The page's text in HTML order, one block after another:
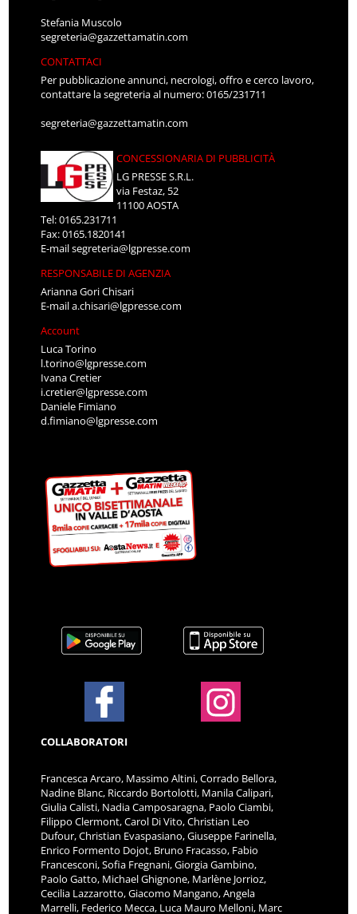
Stefania Muscolo
segreteria@gazzettamatin.com
CONTATTACI
Per pubblicazione annunci, necrologi, offro e cerco lavoro,
contattare la segreteria al numero: 0165/231711
segreteria@gazzettamatin.com
CONCESSIONARIA DI PUBBLICITÀ
LG PRESSE S.R.L.
via Festaz, 52
11100 AOSTA
Tel: 0165.231711
Fax: 0165.1820141
E-mailsegreteria@lgpresse.com
RESPONSABILE DI AGENZIA
Arianna Gori Chisari
E-maila.chisari@lgpresse.com
Account
Luca Torino
l.torino@lgpresse.com
Ivana Cretier
i.cretier@lgpresse.com
Daniele Fimiano
d.fimiano@lgpresse.com
COLLABORATORI
Francesca Arcaro, Massimo Altini, Corrado Bellora,
Nadine Blanc, Riccardo Bortolotti, Manila Calipari,
Giulia Calisti, Nadia Camposaragna, Paolo Ciambi,
Filippo Clermont, Carol Di Vito, Christian Leo
Dufour, Christian Evaspasiano, Giuseppe Farinella,
Enrico Formento Dojot, Bruno Fracasso, Fabio
Francesconi, Sofia Fregnani, Giorgia Gambino,
Paolo Gatto, Michael Ghignone, Marlène Jorrioz,
Cecilia Lazzarotto, Giacomo Mangano, Angela
Marrelli, Federico Mecca, Luca Mauro Melloni, Marc